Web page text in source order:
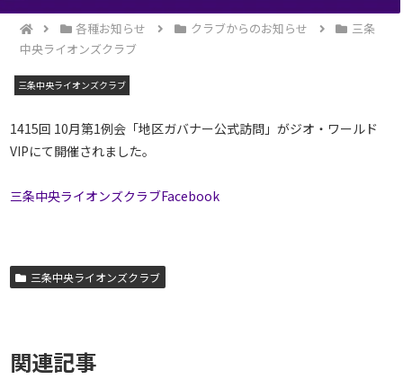
各種お知らせ クラブからのお知らせ
三条
中央ライオンズクラブ
三条中央ライオンズクラブ
1415回 10月第1例会「地区ガバナー公式訪問」がジオ・ワールド
VIPにて開催されました。
三条中央ライオンズクラブFacebook
三条中央ライオンズクラブ
関連記事